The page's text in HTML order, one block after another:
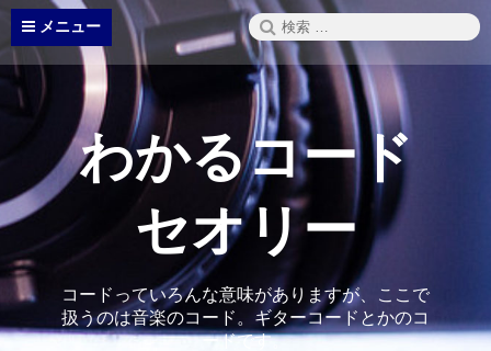
コ
テ
ン
ッ
プ
メニュー
検
索:
わかるコード
セオリー
コードっていろんな意味がありますが、ここで
扱うのは音楽のコード。ギターコードとかのコ
ードです。